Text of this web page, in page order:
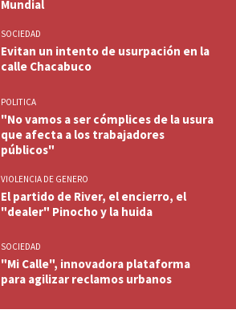
Mundial
SOCIEDAD
Evitan un intento de usurpación en la
calle Chacabuco
POLITICA
"No vamos a ser cómplices de la usura
que afecta a los trabajadores
públicos"
VIOLENCIA DE GENERO
El partido de River, el encierro, el
"dealer" Pinocho y la huida
SOCIEDAD
"Mi Calle", innovadora plataforma
para agilizar reclamos urbanos